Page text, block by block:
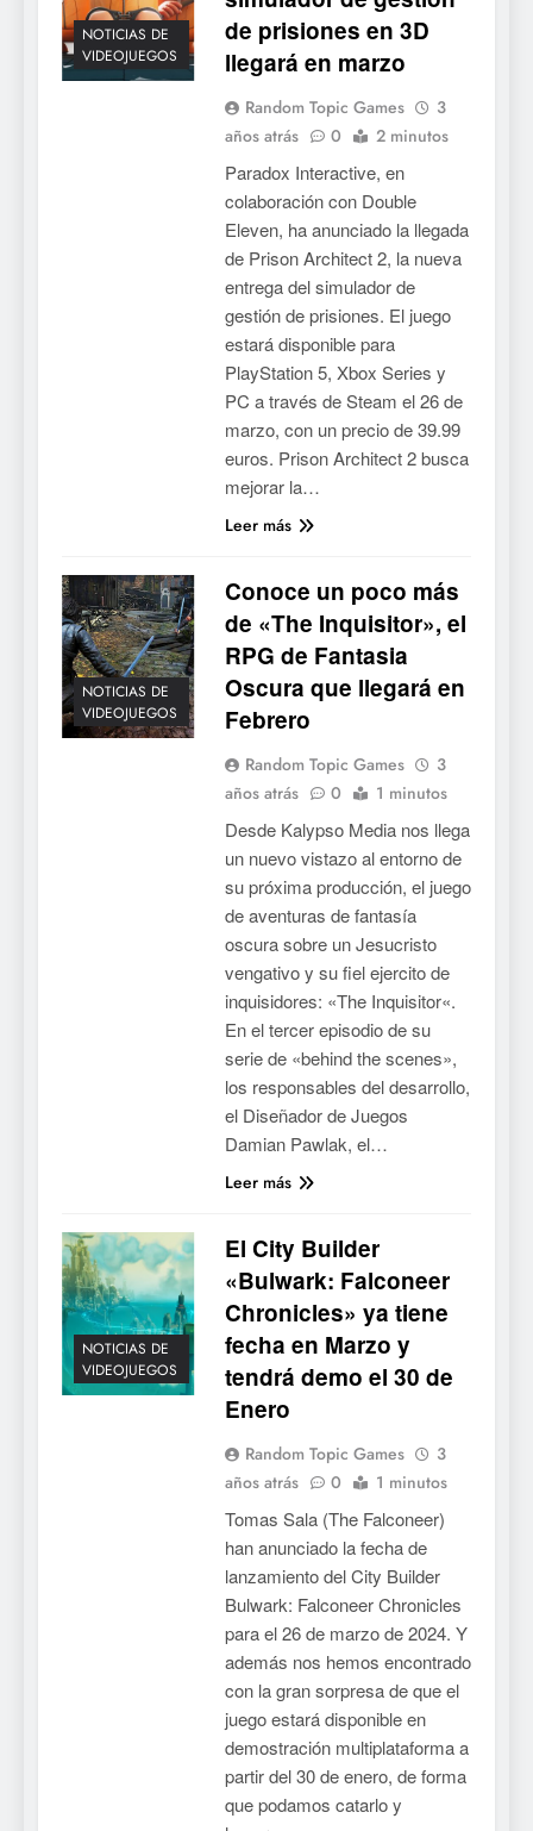
NOTICIAS DE
VIDEOJUEGOS
de prisiones en 3D
llegará en marzo
Random Topic Games
3
años atrás
0 2 minutos
Paradox Interactive, en
colaboración con Double
Eleven, ha anunciado la llegada
de Prison Architect 2, la nueva
entrega del simulador de
gestión de prisiones. El juego
estará disponible para
PlayStation 5, Xbox Series y
PC a través de Steam el 26 de
marzo, con un precio de 39.99
euros. Prison Architect 2 busca
mejorar la…
Leer más
NOTICIAS DE
VIDEOJUEGOS
Conoce un poco más
de «The Inquisitor», el
RPG de Fantasia
Oscura que llegará en
Febrero
Random Topic Games
3
años atrás
0 1 minutos
Desde Kalypso Media nos llega
un nuevo vistazo al entorno de
su próxima producción, el juego
de aventuras de fantasía
oscura sobre un Jesucristo
vengativo y su fiel ejercito de
inquisidores: «The Inquisitor«.
En el tercer episodio de su
serie de «behind the scenes»,
los responsables del desarrollo,
el Diseñador de Juegos
Damian Pawlak, el…
Leer más
NOTICIAS DE
VIDEOJUEGOS
El City Builder
«Bulwark: Falconeer
Chronicles» ya tiene
fecha en Marzo y
tendrá demo el 30 de
Enero
Random Topic Games
3
años atrás
0 1 minutos
Tomas Sala (The Falconeer)
han anunciado la fecha de
lanzamiento del City Builder
Bulwark: Falconeer Chronicles
para el 26 de marzo de 2024. Y
además nos hemos encontrado
con la gran sorpresa de que el
juego estará disponible en
demostración multiplataforma a
partir del 30 de enero, de forma
que podamos catarlo y